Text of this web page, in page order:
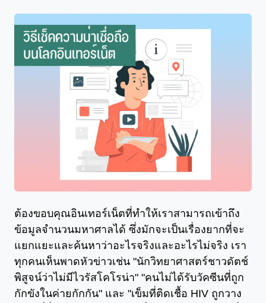
ต้องขอบคุณอินเทอร์เน็ตที่ทำให้เราสามารถเข้าถึง
ข้อมูลจำนวนมหาศาลได้ ซึ่งมักจะเป็นเรื่องยากที่จะ
แยกแยะและค้นหาว่าอะไรจริงและอะไรไม่จริง เรา
ทุกคนเห็นพาดหัวข่าวเช่น "นักวิทยาศาสตร์ชาวดัตช์
พิสูจน์ว่าไม่มีไวรัสโคโรน่า" "คนไม่ได้รับวัคซีนที่ถูก
กักขังในค่ายกักกัน" และ "เข็มที่ติดเชื้อ HIV ถูกวาง